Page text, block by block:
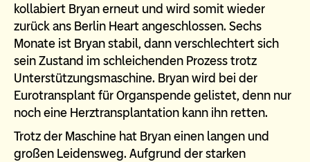
kollabiert Bryan erneut und wird somit wieder
zurück ans Berlin Heart angeschlossen. Sechs
Monate ist Bryan stabil, dann verschlechtert sich
sein Zustand im schleichenden Prozess trotz
Unterstützungsmaschine. Bryan wird bei der
Eurotransplant für Organspende gelistet, denn nur
noch eine Herztransplantation kann ihn retten.
Trotz der Maschine hat Bryan einen langen und
großen Leidensweg. Aufgrund der starken